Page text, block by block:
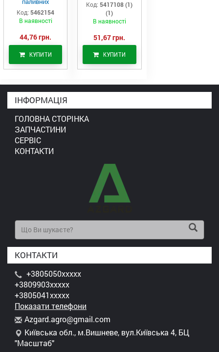
форсунок CAT
C7/C9 (546-2154)
Код: 5462154
В наявності
44,76 грн.
КУПИТИ
Код: 5417108 (1)
(1)
В наявності
51,67 грн.
КУПИТИ
ІНФОРМАЦІЯ
ГОЛОВНА СТОРІНКА
ЗАПЧАСТИНИ
СЕРВІС
КОНТАКТИ
КОНТАКТИ
+3805050xxxxx
+3809903xxxxx
+3805041xxxxx
Показати телефони
Azgard.agro@gmail.com
Київська обл., м.Вишневе, вул.Київська 4, БЦ
"Масштаб"